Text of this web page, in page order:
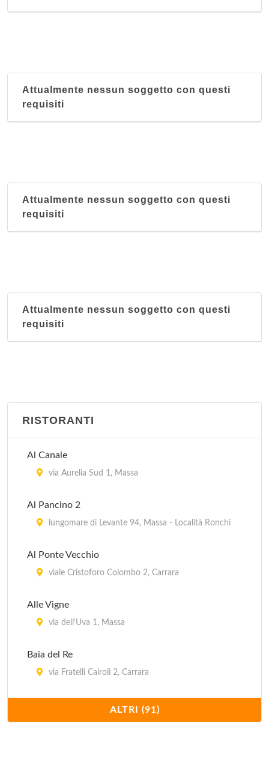
Attualmente nessun soggetto con questi
requisiti
Attualmente nessun soggetto con questi
requisiti
Attualmente nessun soggetto con questi
requisiti
RISTORANTI
Al Canale
via Aurelia Sud 1, Massa
Al Pancino 2
lungomare di Levante 94, Massa - Località Ronchi
Al Ponte Vecchio
viale Cristoforo Colombo 2, Carrara
Alle Vigne
via dell'Uva 1, Massa
Baia del Re
via Fratelli Cairoli 2, Carrara
via San Leonardo 507, Marina Di Massa
ALTRI (91)